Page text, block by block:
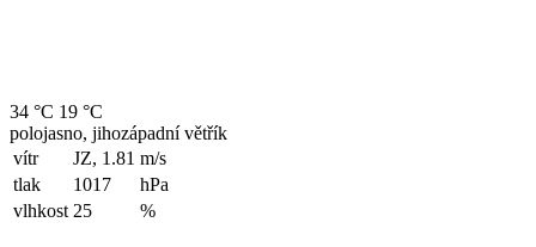
34 °C 19 °C
polojasno, jihozápadní větřík
vítr
JZ, 1.81 m/s
tlak
1017
hPa
vlhkost 25 %